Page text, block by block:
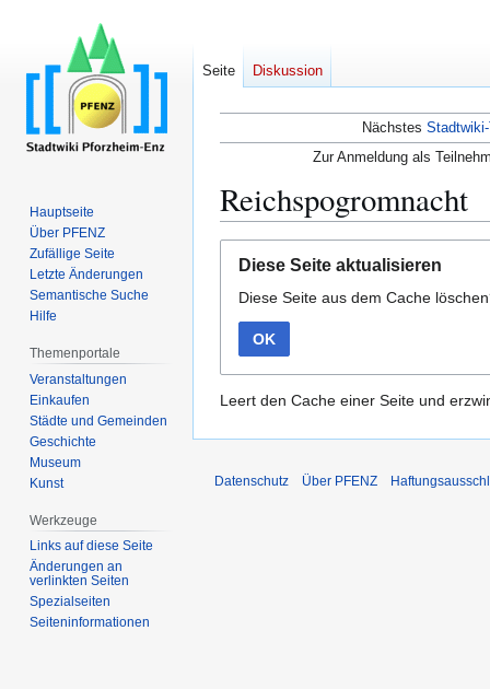
Nächstes
Zur Anmeldung als
Reichspogromnacht
Navigation
springen
Suche
springen
Diese Seite aktualisieren
Diese Seite aus dem Cache
OK
Leert den Cache einer Seite und
Seite Diskussion
Hauptseite
Über PFENZ
Zufällige Seite
Letzte Änderungen
Semantische Suche
Hilfe
Themenportale
Veranstaltungen
Einkaufen
Städte und Gemeinden
Geschichte
Museum
Kunst
Werkzeuge
Links auf diese Seite
Änderungen an
verlinkten Seiten
Spezialseiten
Seiten­­informationen
Datenschutz Über PFENZ